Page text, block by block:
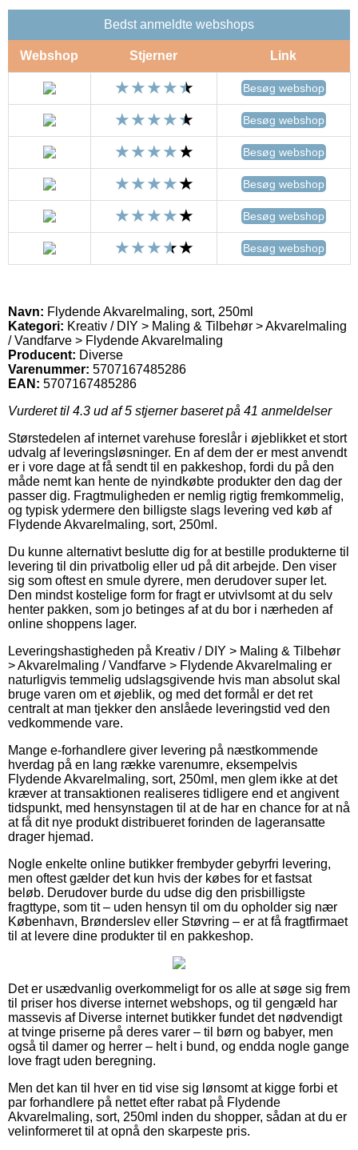
Bedst anmeldte webshops
Webshop Stjerner Link
Besøg webshop
Besøg webshop
Besøg webshop
Besøg webshop
Besøg webshop
Besøg webshop
Navn: Flydende Akvarelmaling, sort, 250ml
Kategori: Kreativ / DIY > Maling & Tilbehør > Akvarelmaling
/ Vandfarve > Flydende Akvarelmaling
Producent: Diverse
Varenummer: 5707167485286
EAN: 5707167485286
Vurderet til 4.3 ud af 5 stjerner baseret på 41 anmeldelser
Størstedelen af internet varehuse foreslår i øjeblikket et stort
udvalg af leveringsløsninger. En af dem der er mest anvendt
er i vore dage at få sendt til en pakkeshop, fordi du på den
måde nemt kan hente de nyindkøbte produkter den dag der
passer dig. Fragtmuligheden er nemlig rigtig fremkommelig,
og typisk ydermere den billigste slags levering ved køb af
Flydende Akvarelmaling, sort, 250ml.
Du kunne alternativt beslutte dig for at bestille produkterne til
levering til din privatbolig eller ud på dit arbejde. Den viser
sig som oftest en smule dyrere, men derudover super let.
Den mindst kostelige form for fragt er utvivlsomt at du selv
henter pakken, som jo betinges af at du bor i nærheden af
online shoppens lager.
Leveringshastigheden på Kreativ / DIY > Maling & Tilbehør
> Akvarelmaling / Vandfarve > Flydende Akvarelmaling er
naturligvis temmelig udslagsgivende hvis man absolut skal
bruge varen om et øjeblik, og med det formål er det ret
centralt at man tjekker den anslåede leveringstid ved den
vedkommende vare.
Mange e-forhandlere giver levering på næstkommende
hverdag på en lang række varenumre, eksempelvis
Flydende Akvarelmaling, sort, 250ml, men glem ikke at det
kræver at transaktionen realiseres tidligere end et angivent
tidspunkt, med hensynstagen til at de har en chance for at nå
at få dit nye produkt distribueret forinden de lageransatte
drager hjemad.
Nogle enkelte online butikker frembyder gebyrfri levering,
men oftest gælder det kun hvis der købes for et fastsat
beløb. Derudover burde du udse dig den prisbilligste
fragttype, som tit – uden hensyn til om du opholder sig nær
København, Brønderslev eller Støvring – er at få fragtfirmaet
til at levere dine produkter til en pakkeshop.
Det er usædvanlig overkommeligt for os alle at søge sig frem
til priser hos diverse internet webshops, og til gengæld har
massevis af Diverse internet butikker fundet det nødvendigt
at tvinge priserne på deres varer – til børn og babyer, men
også til damer og herrer – helt i bund, og endda nogle gange
love fragt uden beregning.
Men det kan til hver en tid vise sig lønsomt at kigge forbi et
par forhandlere på nettet efter rabat på Flydende
Akvarelmaling, sort, 250ml inden du shopper, sådan at du er
velinformeret til at opnå den skarpeste pris.